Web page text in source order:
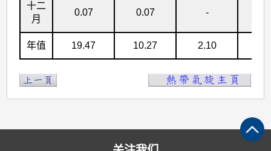
十二
月
0.07 0.07 -
年值 19.47 10.27 2.10